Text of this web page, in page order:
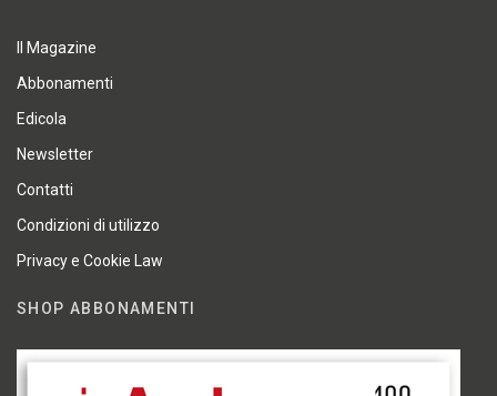
Il Magazine
Abbonamenti
Edicola
Newsletter
Contatti
Condizioni di utilizzo
Privacy e Cookie Law
SHOP ABBONAMENTI